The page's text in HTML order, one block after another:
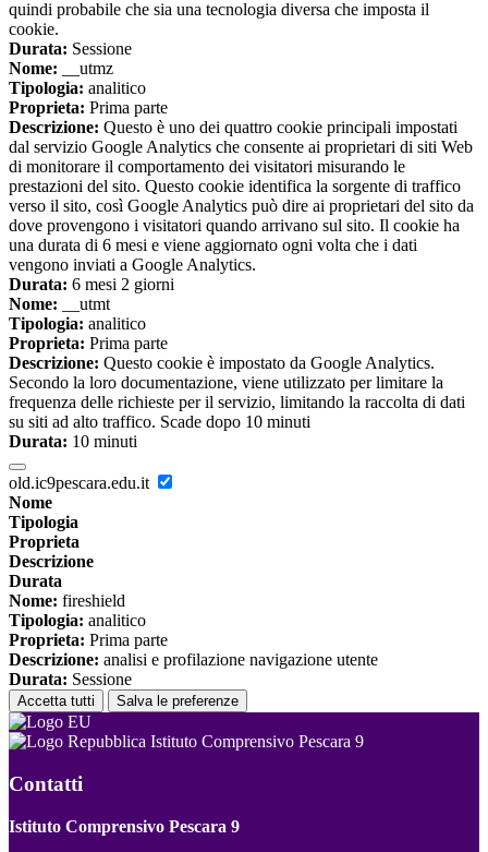
quindi probabile che sia una tecnologia diversa che imposta il
cookie.
Durata: Sessione
Nome: __utmz
Tipologia: analitico
Proprieta: Prima parte
Descrizione: Questo è uno dei quattro cookie principali impostati
dal servizio Google Analytics che consente ai proprietari di siti Web
di monitorare il comportamento dei visitatori misurando le
prestazioni del sito. Questo cookie identifica la sorgente di traffico
verso il sito, così Google Analytics può dire ai proprietari del sito da
dove provengono i visitatori quando arrivano sul sito. Il cookie ha
una durata di 6 mesi e viene aggiornato ogni volta che i dati
vengono inviati a Google Analytics.
Durata: 6 mesi 2 giorni
Nome: __utmt
Tipologia: analitico
Proprieta: Prima parte
Descrizione: Questo cookie è impostato da Google Analytics.
Secondo la loro documentazione, viene utilizzato per limitare la
frequenza delle richieste per il servizio, limitando la raccolta di dati
su siti ad alto traffico. Scade dopo 10 minuti
Durata: 10 minuti
old.ic9pescara.edu.it
Nome
Tipologia
Proprieta
Descrizione
Durata
Nome: fireshield
Tipologia: analitico
Proprieta: Prima parte
Descrizione: analisi e profilazione navigazione utente
Durata: Sessione
Accetta tutti Salva le preferenze
Istituto Comprensivo Pescara 9
Contatti
Istituto Comprensivo Pescara 9